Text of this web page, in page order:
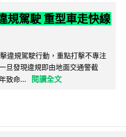
規駕駛 重型車走快線
違規駕駛行動，重點打擊不專注
旦發現違規即由地面交通警截
致命...
閱讀全文